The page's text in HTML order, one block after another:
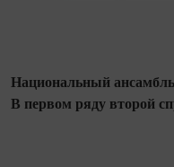
Национальный
В первом ряду второй